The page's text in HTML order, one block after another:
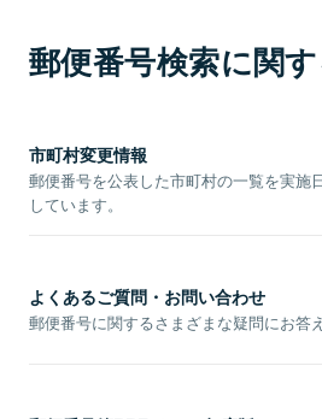
郵便番号検索に関
市町村変更情報
郵便番号を公表した市町村の一覧を実施
しています。
よくあるご質問・お問い合わせ
郵便番号に関するさまざまな疑問にお答